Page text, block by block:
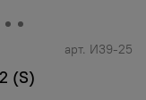
арт. И39-25
(S)